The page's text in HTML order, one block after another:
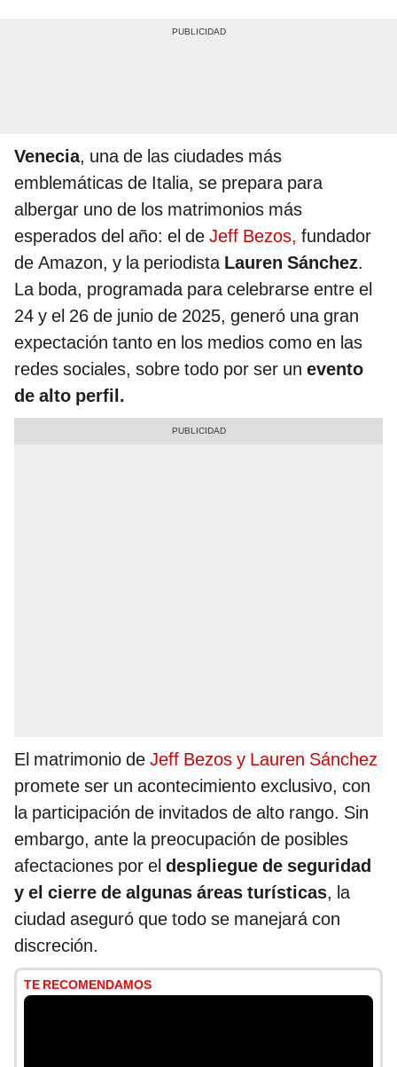
Venecia, una de las ciudades más
emblemáticas de Italia, se prepara para
albergar uno de los matrimonios más
esperados del año: el de Jeff Bezos, fundador
de Amazon, y la periodistaLauren Sánchez.
La boda, programada para celebrarse entre el
24 y el 26 de junio de 2025, generó una gran
expectación tanto en los medios como en las
redes sociales, sobre todo por ser un evento
de alto perfil.
El matrimonio de Jeff Bezos y Lauren Sánchez
promete ser un acontecimiento exclusivo, con
la participación de invitados de alto rango. Sin
embargo, ante la preocupación de posibles
afectaciones por el despliegue de seguridad
y el cierre de algunas áreas turísticas, la
ciudad aseguró que todo se manejará con
discreción.
TE RECOMENDAMOS